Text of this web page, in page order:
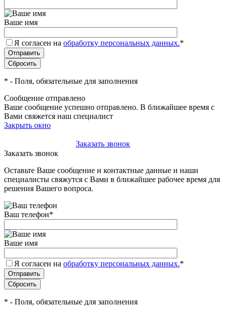
Ваше имя
Я согласен на обработку персональных данных.*
* - Поля, обязательные для заполнения
Сообщение отправлено
Ваше сообщение успешно отправлено. В ближайшее время с
Вами свяжется наш специалист
Закрыть окно
Заказать звонок
Заказать звонок
Оставьте Ваше сообщение и контактные данные и наши
специалисты свяжутся с Вами в ближайшее рабочее время для
решения Вашего вопроса.
Ваш телефон*
Ваше имя
Я согласен на обработку персональных данных.*
* - Поля, обязательные для заполнения